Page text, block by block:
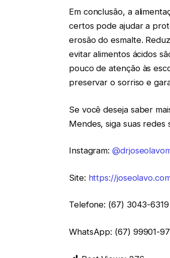
Em conclusão, a
certos pode ajudar a
erosão do esmalte.
evitar alimentos ácidos
pouco de atenção às
preservar o sorriso e
Se você deseja saber
Mendes, siga suas redes
Instagram:
Site: https://
Telefone: (67) 3043-6319
WhatsApp: (67) 99901-